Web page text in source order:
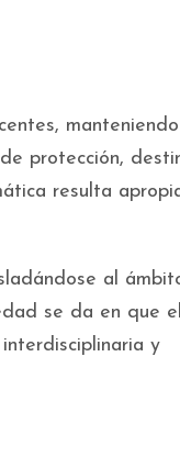
protección,
resulta
al
se da en que el
y